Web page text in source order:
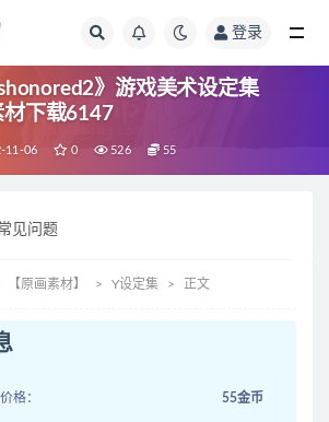
登录
》游戏美术设定集
材下载6147
11-06 0 526 55
见问题
【原画素材】 Y设定集 正文
格： 55金币